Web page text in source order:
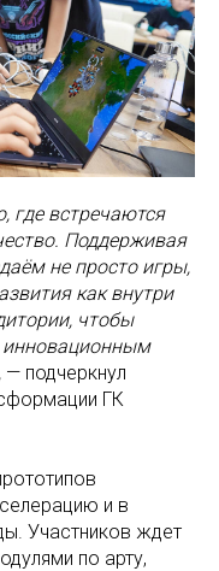
где встречаются
Поддерживая
не просто игры,
как внутри
чтобы
инновационным
— подчеркнул
ГК
и в
Участников ждет
по арту,